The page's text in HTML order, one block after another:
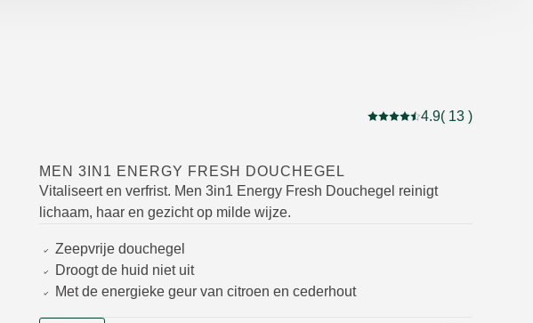
Beoordeling: 4.9 van 5
4.9( 13 )
MEN 3IN1 ENERGY FRESH DOUCHEGEL
Vitaliseert en verfrist. Men 3in1 Energy Fresh Douchegel reinigt
lichaam, haar en gezicht op milde wijze.
Zeepvrije douchegel
Droogt de huid niet uit
Met de energieke geur van citroen en cederhout